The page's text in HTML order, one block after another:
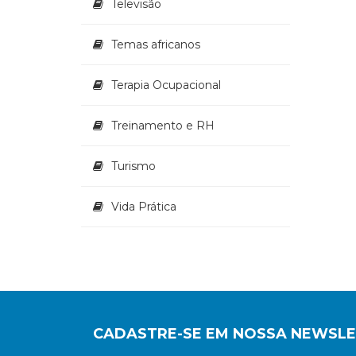
Televisão
Temas africanos
Terapia Ocupacional
Treinamento e RH
Turismo
Vida Prática
CADASTRE-SE EM NOSSA